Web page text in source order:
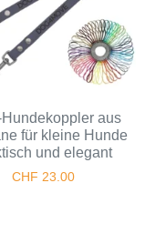
aus
für kleine Hunde
und elegant
CHF 23.00